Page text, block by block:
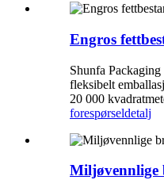
Engros
Shunfa
fleksibelt
20 000
forespørseldetalj
Miljøvennlige